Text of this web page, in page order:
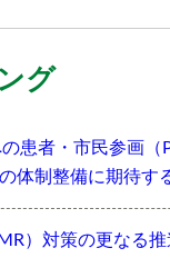
グ
患者・市民参画
体制整備に期待す
）対策の更なる